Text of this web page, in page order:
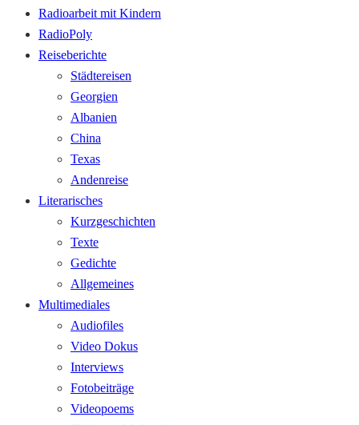
Radioarbeit mit Kindern
RadioPoly
Reiseberichte
Städtereisen
Georgien
Albanien
China
Texas
Andenreise
Literarisches
Kurzgeschichten
Texte
Gedichte
Allgemeines
Multimediales
Audiofiles
Video Dokus
Interviews
Fotobeiträge
Videopoems